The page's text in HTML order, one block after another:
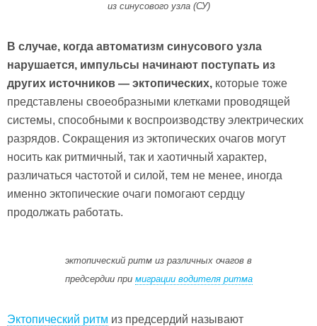
из синусового узла (СУ)
В случае, когда автоматизм синусового узла
нарушается, импульсы начинают поступать из
других источников — эктопических, которые тоже
представлены своеобразными клетками проводящей
системы, способными к воспроизводству электрических
разрядов. Сокращения из эктопических очагов могут
носить как ритмичный, так и хаотичный характер,
различаться частотой и силой, тем не менее, иногда
именно эктопические очаги помогают сердцу
продолжать работать.
эктопический ритм из различных очагов в
предсердии при миграции водителя ритма
Эктопический ритм из предсердий называют